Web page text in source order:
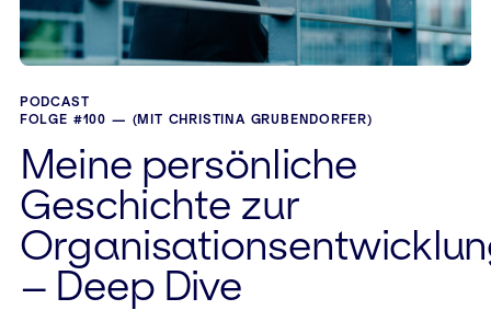
PODCAST
FOLGE #100 — (MIT CHRISTINA GRUBENDORFER)
Meine persönliche
Geschichte zur
– Deep Dive